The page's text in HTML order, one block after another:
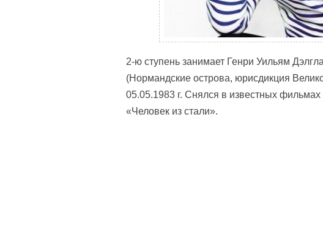
2-ю ступень занимает Генри Уильям
(Нормандские острова, юрисдикция
05.05.1983 г. Снялся в известных
«Человек из стали».